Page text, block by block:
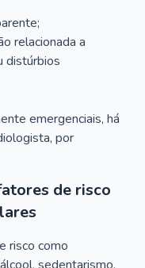
relacionada a
distúrbios
emergenciais, há
por
de risco
risco como